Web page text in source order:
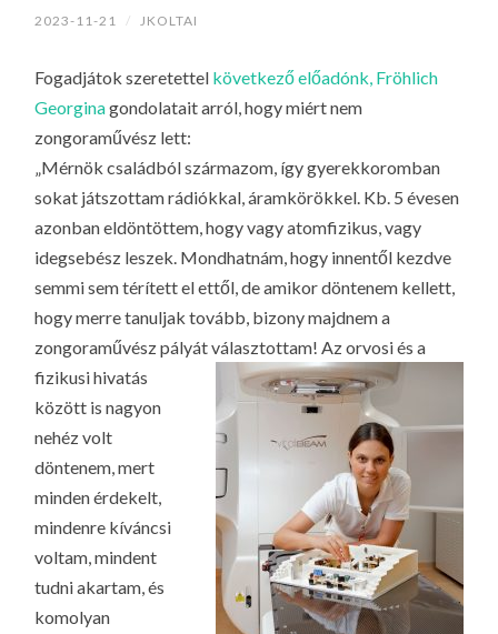
CS
IL
G
O
KI
G
2023-11-21 / JKOLTAI
Fogadjátok szeretettel következő előadónk, Fröhlich
Georginagondolatait arról, hogy miért nem
zongoraművész lett:
„Mérnök családból származom, így gyerekkoromban
sokat játszottam rádiókkal, áramkörökkel. Kb. 5 évesen
azonban eldöntöttem, hogy vagy atomfizikus, vagy
idegsebész leszek. Mondhatnám, hogy innentől kezdve
semmi sem térített el ettől, de amikor döntenem kellett,
hogy merre tanuljak tovább, bizony majdnem a
zongoraművész pályát választottam!Az orvosi és a
fizikusi hivatás
között is nagyon
nehéz volt
döntenem, mert
minden érdekelt,
mindenre kíváncsi
voltam, mindent
tudni akartam, és
komolyan